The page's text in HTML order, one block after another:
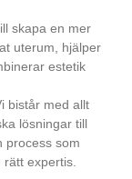
skapa en mer
uterum, hjälper
estetik
bistår med allt
lösningar till
process som
expertis.